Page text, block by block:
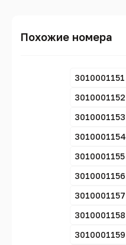
Похожие номера
3010001151
3010001152
3010001153
3010001154
3010001155
3010001156
3010001157
3010001158
3010001159